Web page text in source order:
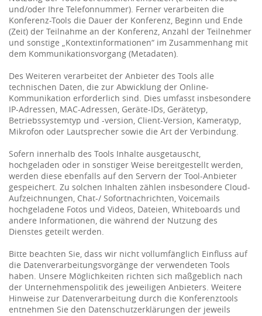
und/oder Ihre Telefonnummer). Ferner verarbeiten die
Konferenz-Tools die Dauer der Konferenz, Beginn und Ende
(Zeit) der Teilnahme an der Konferenz, Anzahl der Teilnehmer
und sonstige „Kontextinformationen“ im Zusammenhang mit
dem Kommunikationsvorgang (Metadaten).
Des Weiteren verarbeitet der Anbieter des Tools alle
technischen Daten, die zur Abwicklung der Online-
Kommunikation erforderlich sind. Dies umfasst insbesondere
IP-Adressen, MAC-Adressen, Geräte-IDs, Gerätetyp,
Betriebssystemtyp und -version, Client-Version, Kameratyp,
Mikrofon oder Lautsprecher sowie die Art der Verbindung.
Sofern innerhalb des Tools Inhalte ausgetauscht,
hochgeladen oder in sonstiger Weise bereitgestellt werden,
werden diese ebenfalls auf den Servern der Tool-Anbieter
gespeichert. Zu solchen Inhalten zählen insbesondere Cloud-
Aufzeichnungen, Chat-/ Sofortnachrichten, Voicemails
hochgeladene Fotos und Videos, Dateien, Whiteboards und
andere Informationen, die während der Nutzung des
Dienstes geteilt werden.
Bitte beachten Sie, dass wir nicht vollumfänglich Einfluss auf
die Datenverarbeitungsvorgänge der verwendeten Tools
haben. Unsere Möglichkeiten richten sich maßgeblich nach
der Unternehmenspolitik des jeweiligen Anbieters. Weitere
Hinweise zur Datenverarbeitung durch die Konferenztools
entnehmen Sie den Datenschutzerklärungen der jeweils